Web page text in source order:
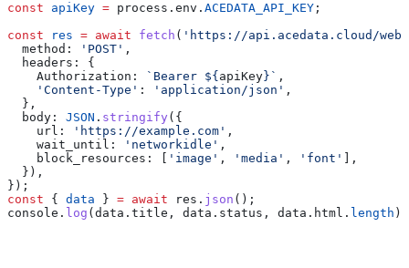
const apiKey = process . env . ACEDATA_API_KEY ;
const res = await fetch ( 'https://api.acedata.cloud/
  method:
'POST' ,
  headers:
{
    Authorization:
`Bearer ${ apiKey} ` ,
    'Content-Type'
: 'application/json' ,
  },
  body:
JSON . stringify ({
    url:
'https://example.com' ,
    wait_until:
'networkidle' ,
    block_resources:
'image' , 'media' , 'font'
],
  }),
});
const { data } = await res . json ();
console . log ( data . title , data . status , data . html . length );